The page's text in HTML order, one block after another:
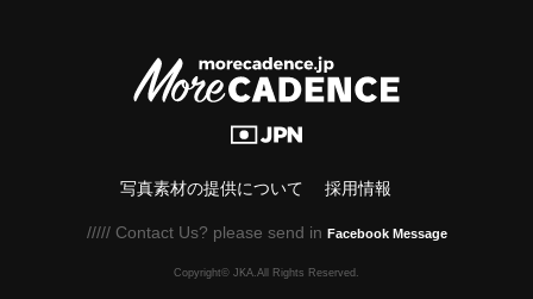
写真素材の提供について 採用情報
///// Contact Us? please send in Facebook Message
Copyright© JKA.All Rights Reserved.